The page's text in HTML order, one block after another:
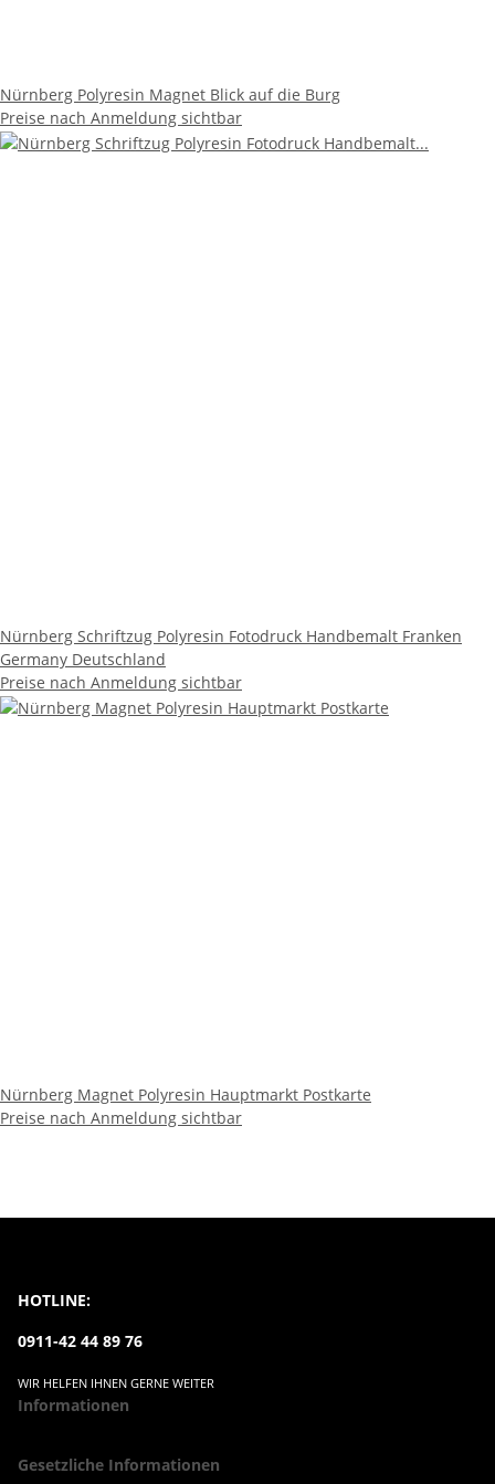
Nürnberg Polyresin Magnet Blick auf die Burg
Preise nach Anmeldung sichtbar
Nürnberg Schriftzug Polyresin Fotodruck Handbemalt Franken
Germany Deutschland
Preise nach Anmeldung sichtbar
Nürnberg Magnet Polyresin Hauptmarkt Postkarte
Preise nach Anmeldung sichtbar
HOTLINE:
0911-42 44 89 76
WIR HELFEN IHNEN GERNE WEITER
Informationen
Gesetzliche Informationen